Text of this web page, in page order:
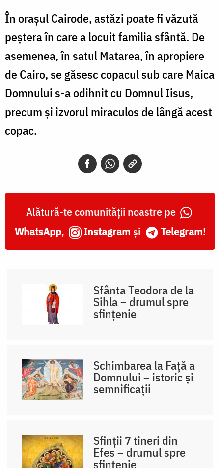
În orașul Cairode, astăzi poate fi văzută
peștera în care a locuit familia sfântă. De
asemenea, în satul Matarea, în apropiere
de Cairo, se găsesc copacul sub care Maica
Domnului s-a odihnit cu Domnul Iisus,
precum și izvorul miraculos de lângă acest
copac.
Alătură-te comunității noastre pe
WhatsApp, Instagram și Telegram!
Sfânta Teodora de la
Sihla – drumul spre
sfințenie
Schimbarea la Față a
Domnului – istoric și
semnificații
Sfinții 7 tineri din
Efes – drumul spre
sfințenie